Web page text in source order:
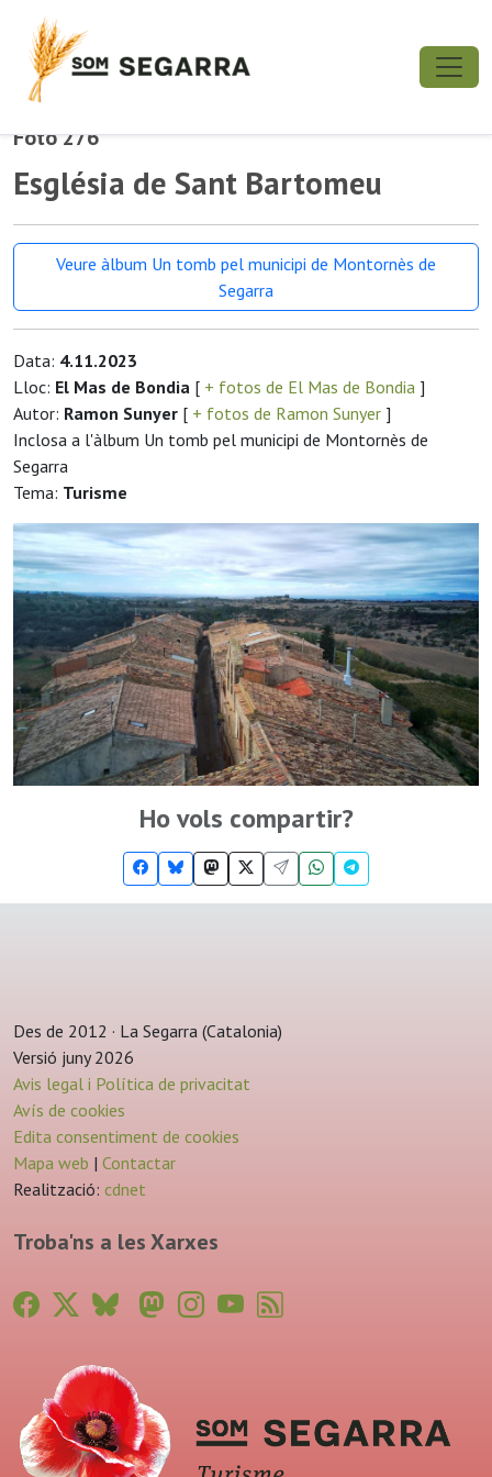
Foto 276
Església de Sant Bartomeu
Veure àlbum Un tomb pel municipi de Montornès de
Segarra
Data: 4.11.2023
Lloc: El Mas de Bondia [ + fotos de El Mas de Bondia ]
Autor: Ramon Sunyer [ + fotos de Ramon Sunyer ]
Inclosa a l'àlbum Un tomb pel municipi de Montornès de
Segarra
Tema: Turisme
Ho vols compartir?
Des de 2012 · La Segarra (Catalonia)
Versió juny 2026
Avis legal i Política de privacitat
Avís de cookies
Edita consentiment de cookies
Mapa web | Contactar
Realització: cdnet
Troba'ns a les Xarxes